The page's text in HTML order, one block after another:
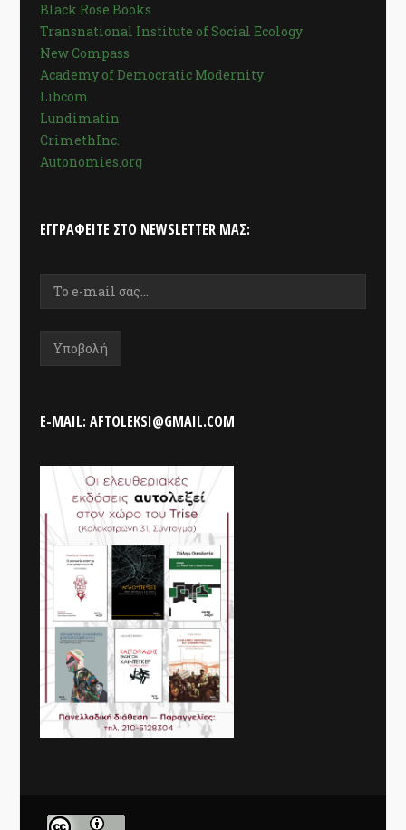
Black Rose Books
Transnational Institute of Social Ecology
New Compass
Academy of Democratic Modernity
Libcom
Lundimatin
CrimethInc.
Autonomies.org
ΕΓΓΡΑΦΕΊΤΕ ΣΤΟ NEWSLETTER ΜΑΣ:
E-MAIL: AFTOLEKSI@GMAIL.COM